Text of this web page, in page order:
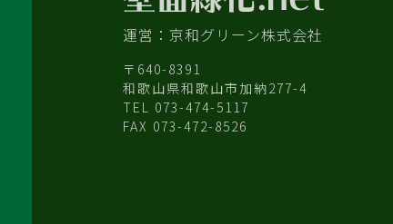
運営：京和グリーン株式会社
〒640-8391
和歌山県和歌山市加納277-4
TEL 073-474-5117
FAX 073-472-8526